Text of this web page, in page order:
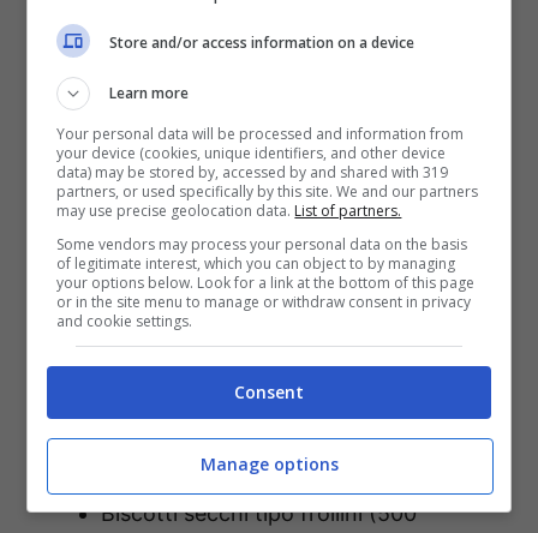
La ricetta perfetta per i più piccoli: sbriciolata senza cottura
ingredienti principalidella sbriciolata
senza cottura:
Biscotti secchi tipo frollini (500
Store and/or access information on a device
Learn more
Your personal data will be processed and information from
your device (cookies, unique identifiers, and other device
data) may be stored by, accessed by and shared with 319
partners, or used specifically by this site. We and our partners
may use precise geolocation data. List of partners.
Some vendors may process your personal data on the basis
of legitimate interest, which you can object to by managing
your options below. Look for a link at the bottom of this page
or in the site menu to manage or withdraw consent in privacy
and cookie settings.
Consent
Manage options